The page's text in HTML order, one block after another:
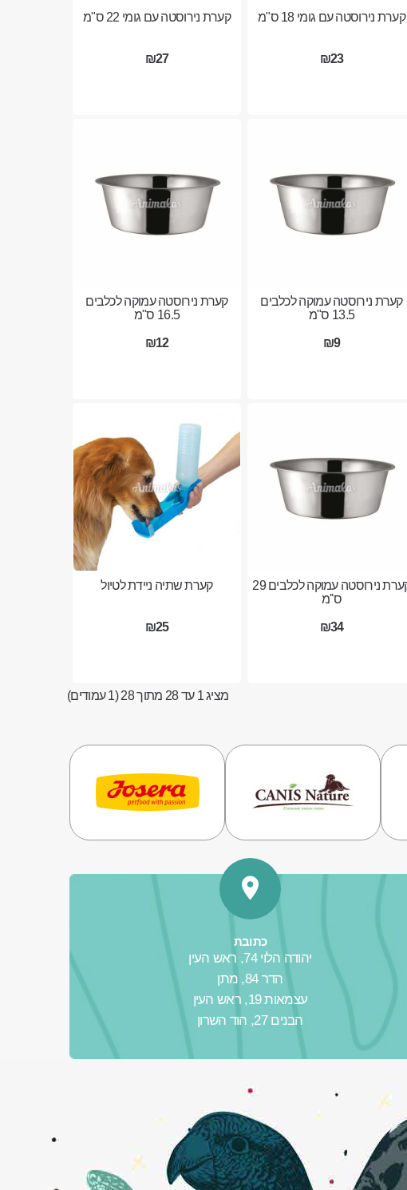
קערת נירוסטה עם גומי 18 ס"מ
₪23
קערת נירוסטה עם גומי 22 ס"מ
₪27
קערת נירוסטה עמוקה לכלבים
13.5 ס"מ
₪9
קערת נירוסטה עמוקה לכלבים
16.5 ס"מ
₪12
קערת נירוסטה עמוקה לכלבים 29
ס''מ
₪34
קערת שתיה ניידת לטיול
₪25
מציג 1 עד 28 מתוך 28 (1 עמודים)
כתובת
יהודה הלוי 74, ראש העין
הדר 84, מתן
עצמאות 19, ראש העין
הבנים 27, הוד השרון